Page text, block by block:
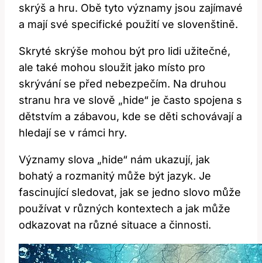
skrýš a hru. Obě tyto významy jsou zajímavé
a mají své specifické použití ve slovenštině.
Skryté skrýše mohou být pro lidi užitečné,
ale také mohou sloužit jako místo pro
skrývání se před nebezpečím. Na druhou
stranu hra ve slově „hide“ je často spojena s
dětstvím a zábavou, kde se děti schovávají a
hledají se v rámci hry.
Významy slova „hide“ nám ukazují, jak
bohatý a rozmanitý může být jazyk. Je
fascinující sledovat, jak se jedno slovo může
používat v různých kontextech a jak může
odkazovat na různé situace a činnosti.